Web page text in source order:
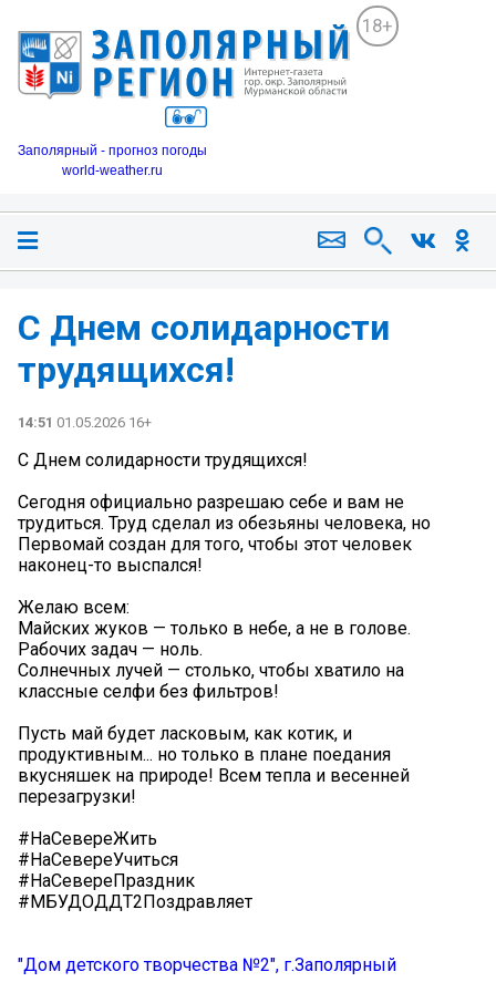
18+
Заполярный - прогноз погоды
world-weather.ru
С Днем солидарности
трудящихся!
14:51 01.05.2026 16+
С Днем солидарности трудящихся!
Сегодня официально разрешаю себе и вам не
трудиться. Труд сделал из обезьяны человека, но
Первомай создан для того, чтобы этот человек
наконец-то выспался!
Желаю всем:
Майских жуков — только в небе, а не в голове.
Рабочих задач — ноль.
Солнечных лучей — столько, чтобы хватило на
классные селфи без фильтров! ️
Пусть май будет ласковым, как котик, и
продуктивным... но только в плане поедания
вкусняшек на природе! Всем тепла и весенней
перезагрузки!
#НаСевереЖить
#НаСевереУчиться
#НаСевереПраздник
#МБУДОДДТ2Поздравляет
"Дом детского творчества №2", г.Заполярный